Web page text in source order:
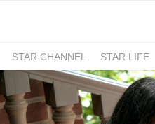
STAR CHANNEL STAR LIFE
WILD